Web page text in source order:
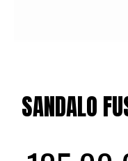
SANDALO